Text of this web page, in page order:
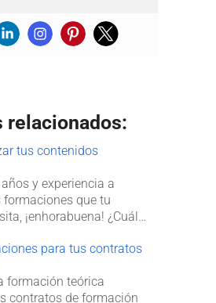
tus contenidos
y experiencia a
formaciones que tu
¡enhorabuena! ¿Cuál…
para tus contratos
formación teórica
contratos de formación